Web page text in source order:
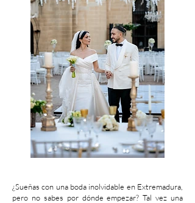
¿Sueñas con una boda inolvidable en Extremadura,
pero no sabes por dónde empezar? Tal vez una